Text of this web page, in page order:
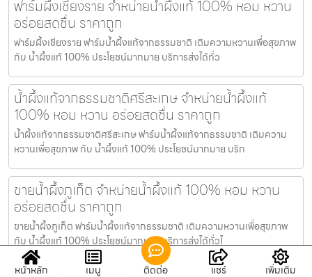
ฟาร์มผึ้งเชียงราย จำหน่ายน้ำผึ้งแท้ 100% หอม หวาน
อร่อยสดชื่น ราคาถูก
ฟาร์มผึ้งเชียงราย ฟาร์มน้ำผึ้งแท้จากธรรมชาติ เติมความหวานเพื่อสุขภาพ
กับ น้ำผึ้งแท้ 100% ประโยชน์มากมาย บริการส่งได้ทั่ว
น้ำผึ้งแท้จากธรรมชาติศรีสะเกษ จำหน่ายน้ำผึ้งแท้
100% หอม หวาน อร่อยสดชื่น ราคาถูก
น้ำผึ้งแท้จากธรรมชาติศรีสะเกษ ฟาร์มน้ำผึ้งแท้จากธรรมชาติ เติมความ
หวานเพื่อสุขภาพ กับ น้ำผึ้งแท้ 100% ประโยชน์มากมาย บริก
ขายน้ำผึ้งภูเก็ต จำหน่ายน้ำผึ้งแท้ 100% หอม หวาน
อร่อยสดชื่น ราคาถูก
ขายน้ำผึ้งภูเก็ต ฟาร์มน้ำผึ้งแท้จากธรรมชาติ เติมความหวานเพื่อสุขภาพ
กับ น้ำผึ้งแท้ 100% ประโยชน์มากมาย บริการส่งได้ทั่วไ
หน้าหลัก เมนู ติดต่อ แชร์ เพิ่มเติม